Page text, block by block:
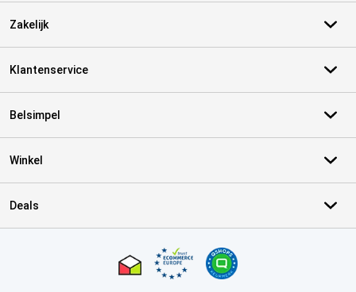
Zakelijk
Klantenservice
Belsimpel
Winkel
Deals